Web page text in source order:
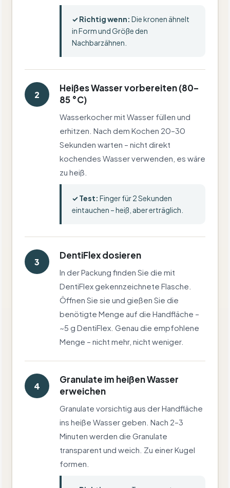
✓ Richtig wenn: Die kronen ähnelt
in Form und Größe den
Nachbarzähnen.
2
Heißes Wasser vorbereiten (80–
85 °C)
Wasserkocher mit Wasser füllen und
erhitzen. Nach dem Kochen 20–30
Sekunden warten – nicht direkt
kochendes Wasser verwenden, es wäre
zu heiß.
✓ Test: Finger für 2 Sekunden
eintauchen – heiß, aber erträglich.
3
DentiFlex dosieren
In der Packung finden Sie die mit
DentiFlex gekennzeichnete Flasche.
Öffnen Sie sie und gießen Sie die
benötigte Menge auf die Handfläche –
~5 g DentiFlex. Genau die empfohlene
Menge – nicht mehr, nicht weniger.
4
Granulate im heißen Wasser
erweichen
Granulate vorsichtig aus der Handfläche
ins heiße Wasser geben. Nach 2–3
Minuten werden die Granulate
transparent und weich. Zu einer Kugel
formen.